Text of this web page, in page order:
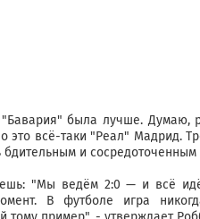
была лучше. Думаю,
это всё-таки "Реал" Мадрид.
и сосредоточенным
"Мы ведём 2:0 — и всё
В футболе игра